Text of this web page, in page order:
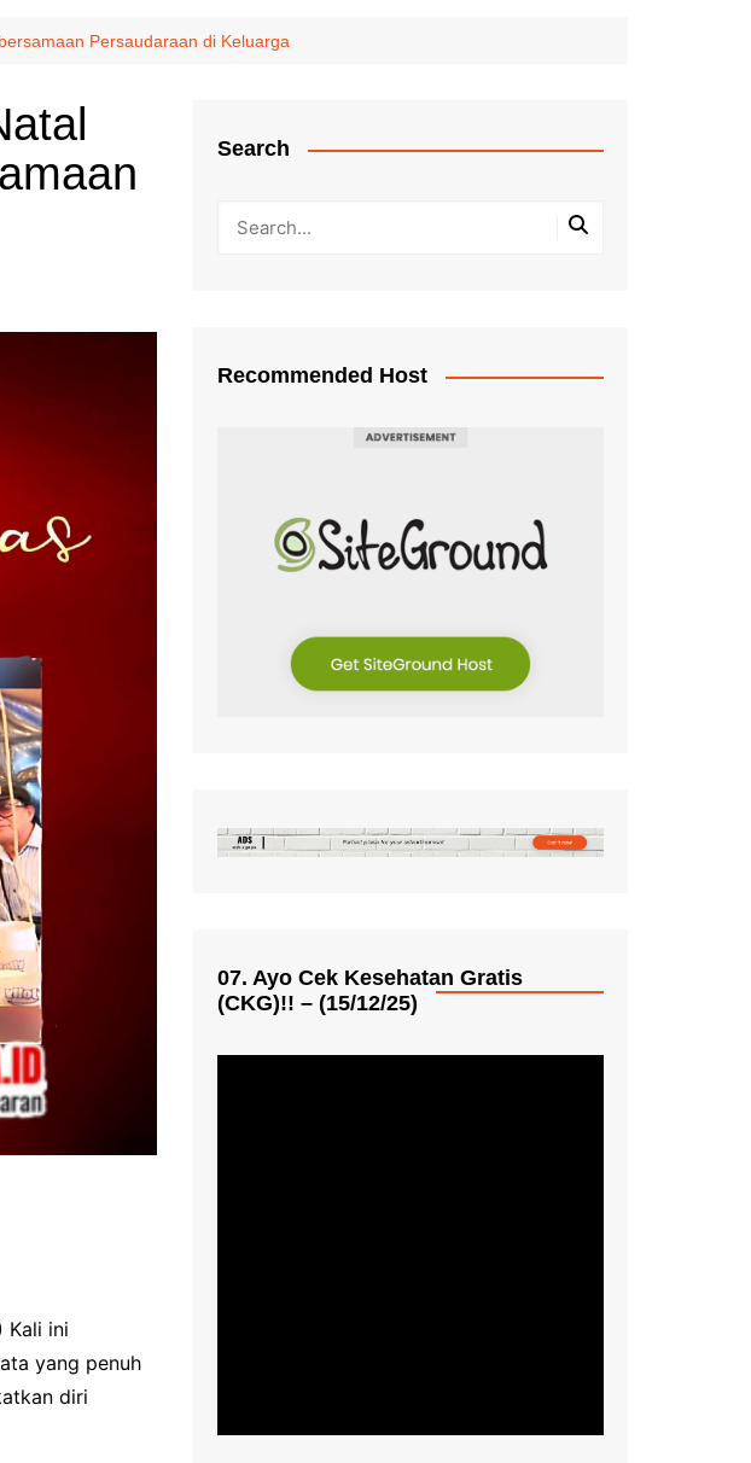
Persaudaraan di Keluarga
Kali ini
yang penuh
diri
Search
Recommended Host
07. Ayo Cek Kesehatan Gratis
(CKG)!! – (15/12/25)